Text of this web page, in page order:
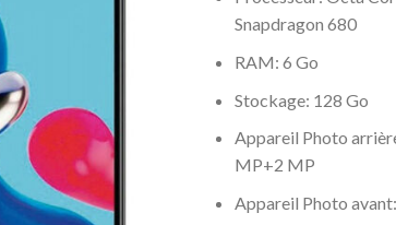
Snapdragon 680
RAM: 6 Go
Stockage: 128 Go
Appareil Photo
MP+2 MP
Appareil Photo